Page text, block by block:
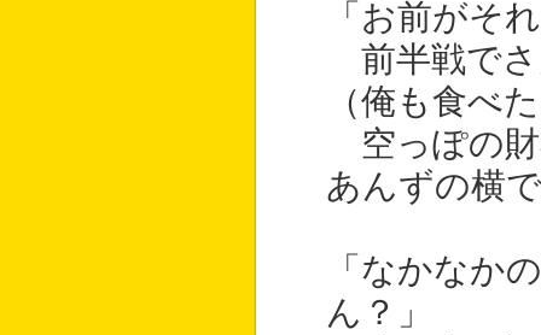
「お前がそ
前半戦でさ
（俺も食
空っぽの財
あんずの横
「なかなか
ん？」